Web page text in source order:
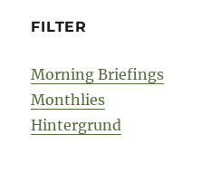
FILTER
Morning Briefings
Monthlies
Hintergrund